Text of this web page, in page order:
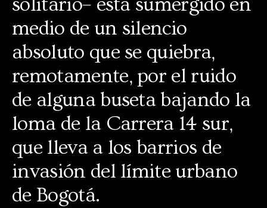
solitario– está sumergido en
medio de un silencio
absoluto que se quiebra,
remotamente, por el ruido
de alguna buseta bajando la
loma de la Carrera 14 sur,
que lleva a los barrios de
invasión del límite urbano
de Bogotá.